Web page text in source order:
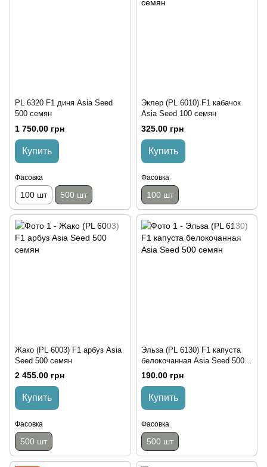
PL 6320 F1 диня Asia Seed
500 семян
1 750.00 грн
Купить
Фасовка
100 шт 500 шт
Эклер (PL 6010) F1 кабачок
Asia Seed 100 семян
325.00 грн
Купить
Фасовка
100 шт
Жако (PL 6003) F1 арбуз Asia
Seed 500 семян
2 455.00 грн
Купить
Фасовка
500 шт
Эльза (PL 6130) F1 капуста
белокочанная Asia Seed 500
семян
190.00 грн
Купить
Фасовка
500 шт